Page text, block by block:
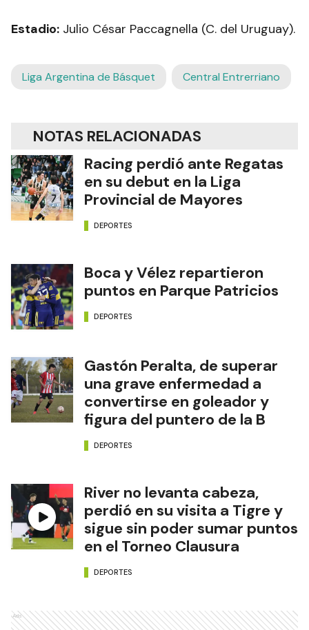
Estadio: Julio César Paccagnella (C. del Uruguay).
Liga Argentina de Básquet Central Entrerriano
NOTAS RELACIONADAS
Racing perdió ante Regatas
en su debut en la Liga
Provincial de Mayores
DEPORTES
Boca y Vélez repartieron
puntos en Parque Patricios
DEPORTES
Gastón Peralta, de superar
una grave enfermedad a
convertirse en goleador y
figura del puntero de la B
DEPORTES
River no levanta cabeza,
perdió en su visita a Tigre y
sigue sin poder sumar puntos
en el Torneo Clausura
DEPORTES
Ads